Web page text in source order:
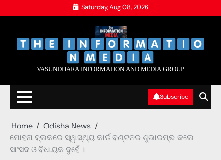
to
Saturday, Aug 08, 2026
V̲A̲S̲U̲N̲D̲H̲A̲R̲A̲ I̲N̲F̲O̲R̲M̲A̲T̲I̲O̲N̲ A̲N̲D̲ M̲E̲D̲I̲A̲ G̲R̲O̲U̲P̲
Subscribe
Home
Odisha News
ମୋହନା ବ୍ଲକରେ ସ୍ୱାସ୍ଥ୍ୟ କାର୍ଡ ବଣ୍ଟନର ଶୁଭାରମ୍ଭ କଲେ
ସାଂସଦ ଓ ବିଧାୟକ ଦୁହେଁ ।